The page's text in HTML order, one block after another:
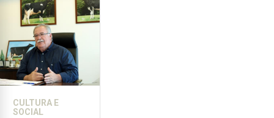
lapas
entre
2022
e
2026.
A
ilha
das
CULTURA E
SOCIAL